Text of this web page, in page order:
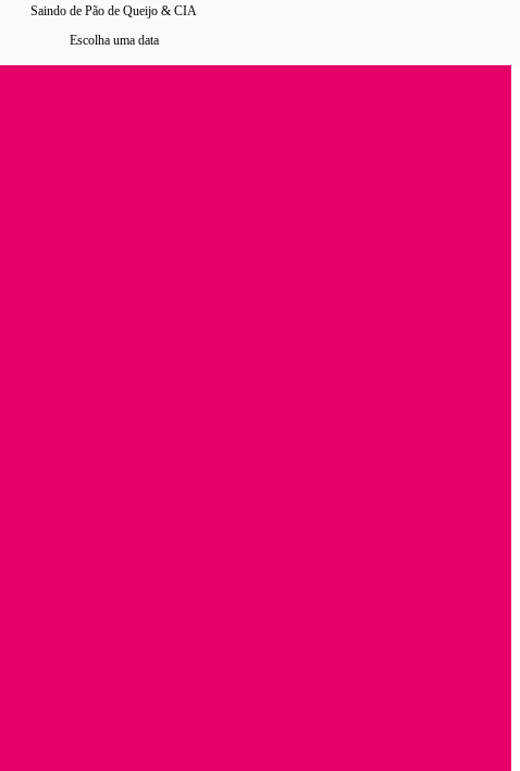
Saindo de Pão de Queijo & CIA
Escolha uma data